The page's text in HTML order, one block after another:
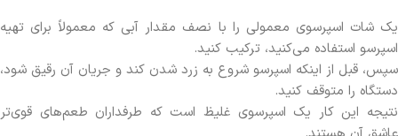
یک شات اسپرسوی معمولی را با نصف مقدار آبی که معمولاً برای تهیه
اسپرسو استفاده می‌کنید، ترکیب کنید.
سپس، قبل از اینکه اسپرسو شروع به زرد شدن کند و جریان آن رقیق شود،
دستگاه را متوقف کنید.
نتیجه این کار یک اسپرسوی غلیظ است که طرفداران طعم‌های قوی‌تر